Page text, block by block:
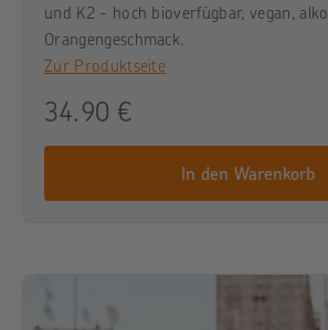
und K2 - hoch bioverfügbar, vegan,
Orangengeschmack.
Zur Produktseite
34.90 €
In den Warenkorb